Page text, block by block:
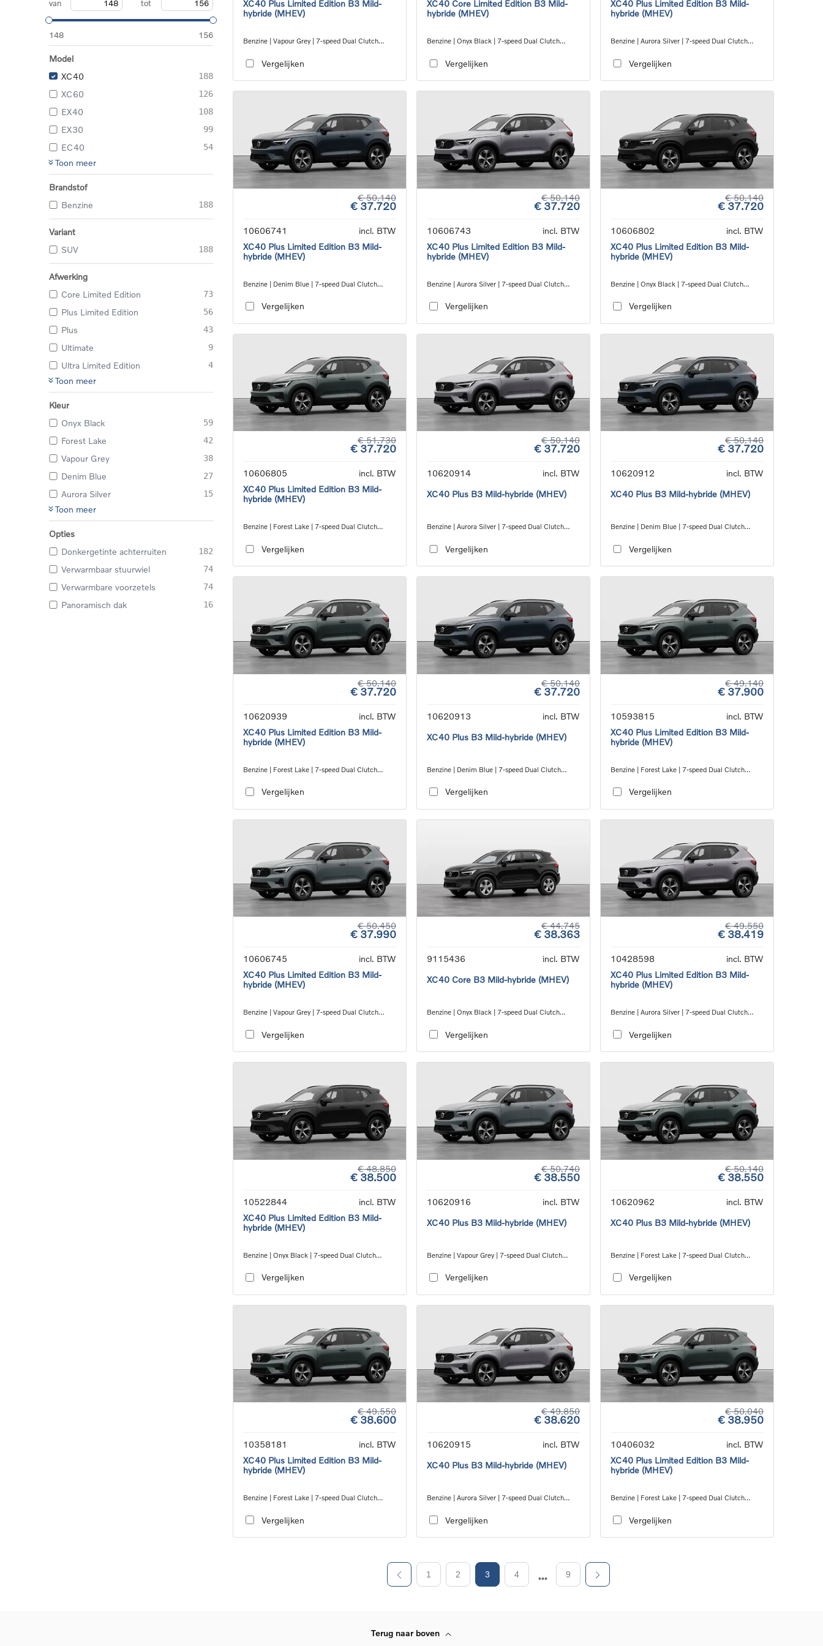
van tot
148 156
Model
XC40
188
XC60 126
EX40 108
EX30 99
EC40 54
Toon meer
Brandstof
Benzine
188
Variant
SUV
188
Afwerking
Core Limited Edition
73
Plus Limited Edition 56
Plus 43
Ultimate 9
Ultra Limited Edition 4
Toon meer
Kleur
Onyx Black
59
Forest Lake 42
Vapour Grey 38
Denim Blue 27
Aurora Silver 15
Toon meer
Opties
Donkergetinte achterruiten
182
Verwarmbaar stuurwiel 74
Verwarmbare voorzetels 74
Panoramisch dak 16
XC40 Plus Limited Edition B3 Mild-
hybride (MHEV)
Benzine | Vapour Grey | 7-speed Dual Clutch
Vergelijken
XC40 Core Limited Edition B3 Mild-
hybride (MHEV)
Benzine | Onyx Black | 7-speed Dual Clutch
Vergelijken
XC40 Plus Limited Edition B3 Mild-
hybride (MHEV)
Benzine | Aurora Silver | 7-speed Dual Clutch
Vergelijken
€ 50.140
€ 37.720
10606741
incl. BTW
XC40 Plus Limited Edition B3 Mild-
hybride (MHEV)
Benzine | Denim Blue | 7-speed Dual Clutch
Vergelijken
€ 50.140
€ 37.720
10606743
incl. BTW
XC40 Plus Limited Edition B3 Mild-
hybride (MHEV)
Benzine | Aurora Silver | 7-speed Dual Clutch
Vergelijken
€ 50.140
€ 37.720
10606802
incl. BTW
XC40 Plus Limited Edition B3 Mild-
hybride (MHEV)
Benzine | Onyx Black | 7-speed Dual Clutch
Vergelijken
€ 51.730
€ 37.720
10606805
incl. BTW
XC40 Plus Limited Edition B3 Mild-
hybride (MHEV)
Benzine | Forest Lake | 7-speed Dual Clutch
Vergelijken
€ 50.140
€ 37.720
10620914
incl. BTW
XC40 Plus B3 Mild-hybride (MHEV)
Benzine | Aurora Silver | 7-speed Dual Clutch
Vergelijken
€ 50.140
€ 37.720
10620912
incl. BTW
XC40 Plus B3 Mild-hybride (MHEV)
Benzine | Denim Blue | 7-speed Dual Clutch
Vergelijken
€ 50.140
€ 37.720
10620939
incl. BTW
XC40 Plus Limited Edition B3 Mild-
hybride (MHEV)
Benzine | Forest Lake | 7-speed Dual Clutch
Vergelijken
€ 50.140
€ 37.720
10620913
incl. BTW
XC40 Plus B3 Mild-hybride (MHEV)
Benzine | Denim Blue | 7-speed Dual Clutch
Vergelijken
€ 49.140
€ 37.900
10593815
incl. BTW
XC40 Plus Limited Edition B3 Mild-
hybride (MHEV)
Benzine | Forest Lake | 7-speed Dual Clutch
Vergelijken
€ 50.450
€ 37.990
10606745
incl. BTW
XC40 Plus Limited Edition B3 Mild-
hybride (MHEV)
Benzine | Vapour Grey | 7-speed Dual Clutch
Vergelijken
€ 44.745
€ 38.363
9115436
incl. BTW
XC40 Core B3 Mild-hybride (MHEV)
Benzine | Onyx Black | 7-speed Dual Clutch
Vergelijken
€ 49.550
€ 38.419
10428598
incl. BTW
XC40 Plus Limited Edition B3 Mild-
hybride (MHEV)
Benzine | Aurora Silver | 7-speed Dual Clutch
Vergelijken
€ 48.850
€ 38.500
10522844
incl. BTW
XC40 Plus Limited Edition B3 Mild-
hybride (MHEV)
Benzine | Onyx Black | 7-speed Dual Clutch
Vergelijken
€ 50.740
€ 38.550
10620916
incl. BTW
XC40 Plus B3 Mild-hybride (MHEV)
Benzine | Vapour Grey | 7-speed Dual Clutch
Vergelijken
€ 50.140
€ 38.550
10620962
incl. BTW
XC40 Plus B3 Mild-hybride (MHEV)
Benzine | Forest Lake | 7-speed Dual Clutch
Vergelijken
€ 49.550
€ 38.600
10358181
incl. BTW
XC40 Plus Limited Edition B3 Mild-
hybride (MHEV)
Benzine | Forest Lake | 7-speed Dual Clutch
Vergelijken
€ 49.850
€ 38.620
10620915
incl. BTW
XC40 Plus B3 Mild-hybride (MHEV)
Benzine | Aurora Silver | 7-speed Dual Clutch
Vergelijken
€ 50.040
€ 38.950
10406032
incl. BTW
XC40 Plus Limited Edition B3 Mild-
hybride (MHEV)
Benzine | Forest Lake | 7-speed Dual Clutch
Vergelijken
1 2 3 4 9
Terug naar boven